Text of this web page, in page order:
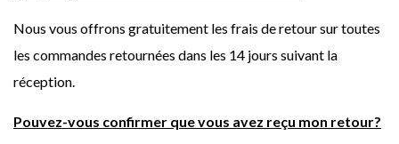
Nous vous offrons gratuitement les frais de retour sur toutes
les commandes retournées dans les 14 jours suivant la
réception.
Pouvez-vous confirmer que vous avez reçu mon retour?